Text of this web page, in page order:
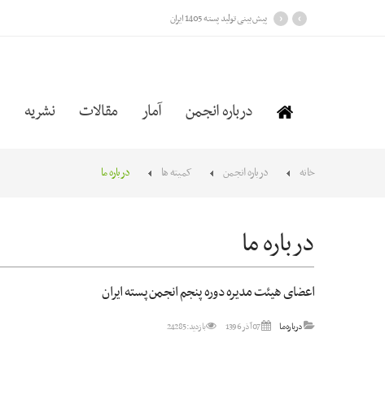
پیش بینی تولید پسته 1405 ایران ›
‹
درباره انجمن آمار مقالات نشریه
خانه درباره انجمن کمیته ها درباره ما
درباره ما
اعضای هیئت مدیره دوره پنجم انجمن پسته ایران
درباره ما 07 آذر 1396 بازدید: 24285